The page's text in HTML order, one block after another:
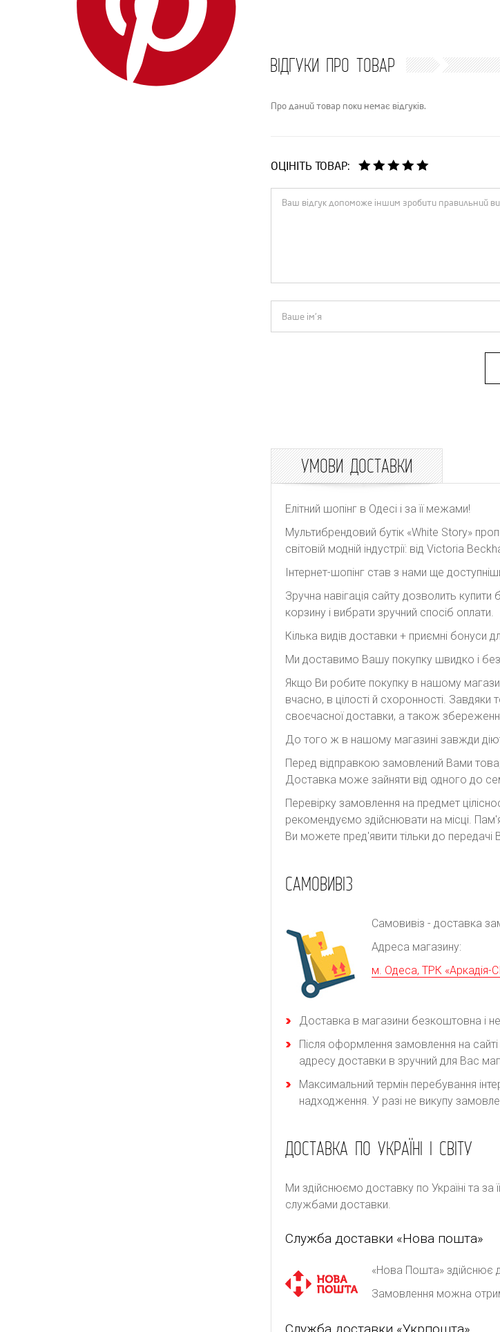
PRADA
Super Sung
Thenri
Yves Saint Laurent
ВІДГУКИ ПРО ТОВАР
Про даний товар поки немає відгуків.
ОЦІНІТЬ ТОВАР:
УМОВИ ДОСТАВКИ
Елітний шопінг в Одесі і за її межами!
Мультибрендовий бутік «White Story»
світовій модній індустрії: від Victoria
Інтернет-шопінг став з нами ще
Зручна навігація сайту дозволить
корзину і вибрати зручний спосіб оплати.
Кілька видів доставки + приємні бонуси
Ми доставимо Вашу покупку швидко і без
Якщо Ви робите покупку в нашому
вчасно, в цілості й схоронності.
своєчасної доставки, а також
До того ж в нашому магазині завжди
Перед відправкою замовлений Вами
Доставка може зайняти від одного до
Перевірку замовлення на предмет
рекомендуємо здійснювати на місці.
Ви можете пред'явити тільки до передачі
САМОВИВІЗ
Самовивіз - доставка
Адреса магазину:
м. Одеса, ТРК «Аркадія-
Доставка в магазини безкоштовна і
Після оформлення замовлення на
адресу доставки в зручний для Вас
Максимальний термін перебування
надходження. У разі не викупу
ДОСТАВКА ПО УКРАЇНІ І СВІТУ
Ми здійснюємо доставку по Україні та за
службами доставки.
Служба доставки «Нова пошта»
«Нова Пошта» здійснює
Замовлення можна